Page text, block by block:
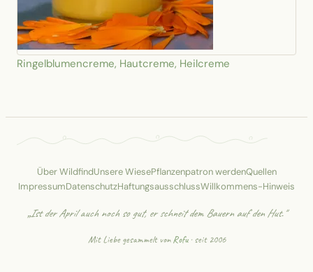
Ringelblumencreme, Hautcreme, Heilcreme
Über WildfindUnsere WiesePflanzenpatron werdenQuellen
ImpressumDatenschutzHaftungsausschlussWillkommens-Hinweis
„Ist der April auch noch so gut, er schneit dem Bauern auf den Hut."
Mit Liebe gesammelt vonRofu· seit 2006